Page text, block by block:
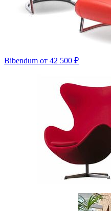
Bibendum от 42 500 ₽